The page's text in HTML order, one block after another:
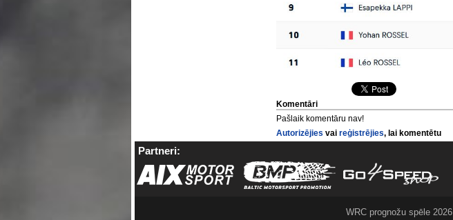
Komentāri
Pašlaik komentāru nav!
Autorizējies vai reģistrējies, lai komentētu
Partneri:
WRC prognožu spēle 2026